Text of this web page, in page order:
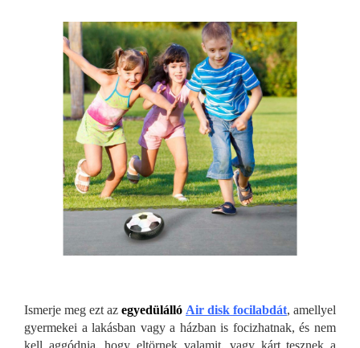
Ismerje meg ezt az egyedülálló Air disk focilabdát, amellyel
gyermekei a lakásban vagy a házban is focizhatnak, és nem
kell aggódnia, hogy eltörnek valamit, vagy kárt tesznek a